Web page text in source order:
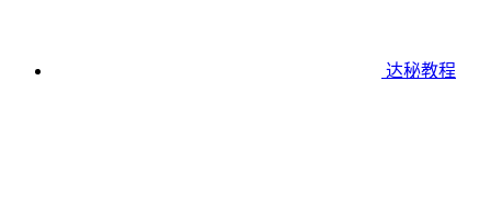
达秘教程